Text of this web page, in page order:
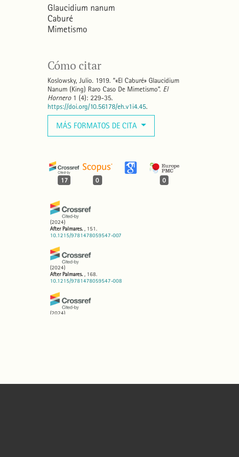
Glaucidium nanum
Caburé
Mimetismo
Cómo citar
Koslowsky, Julio. 1919. “«El Caburé» Glaucidium
Nanum (King) Raro Caso De Mimetismo”. El
Hornero1 (4): 229-35.
https://doi.org/10.56178/eh.v1i4.45.
MÁS FORMATOS DE CITA
17 0 0
(2024)
After Palmares.
, 151.
10.1215/9781478059547-007
(2024)
After Palmares. , 168.
10.1215/9781478059547-008
(2024)